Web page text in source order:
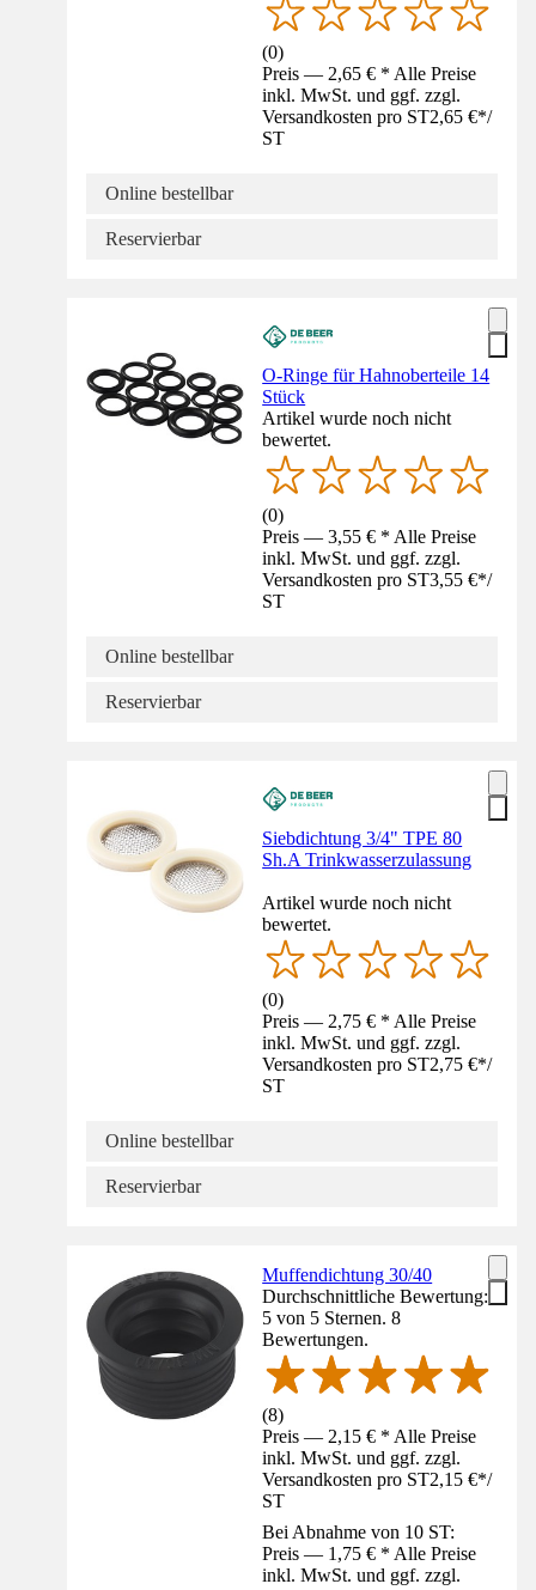
(0)
Preis — 2,65 € * Alle Preise
inkl. MwSt. und ggf. zzgl.
Versandkosten pro ST2,65 €*/
ST
Online bestellbar
Reservierbar
O-Ringe für Hahnoberteile 14
Stück
Artikel wurde noch nicht
bewertet.
(0)
Preis — 3,55 € * Alle Preise
inkl. MwSt. und ggf. zzgl.
Versandkosten pro ST3,55 €*/
ST
Online bestellbar
Reservierbar
Siebdichtung 3/4" TPE 80
Sh.A Trinkwasserzulassung
Artikel wurde noch nicht
bewertet.
(0)
Preis — 2,75 € * Alle Preise
inkl. MwSt. und ggf. zzgl.
Versandkosten pro ST2,75 €*/
ST
Online bestellbar
Reservierbar
Muffendichtung 30/40
Durchschnittliche Bewertung:
5 von 5 Sternen. 8
Bewertungen.
(8)
Preis — 2,15 € * Alle Preise
inkl. MwSt. und ggf. zzgl.
Versandkosten pro ST2,15 €*/
ST
Bei Abnahme von 10 ST:
Preis — 1,75 € * Alle Preise
inkl. MwSt. und ggf. zzgl.